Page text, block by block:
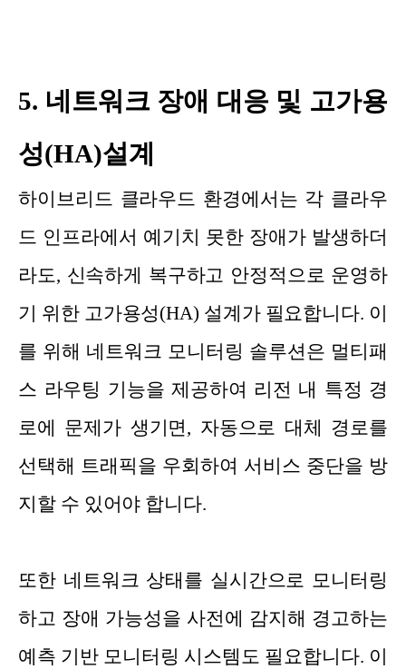
5. 네트워크 장애 대응 및 고가용
성(HA)설계
하이브리드 클라우드 환경에서는 각 클라우
드 인프라에서 예기치 못한 장애가 발생하더
라도, 신속하게 복구하고 안정적으로 운영하
기 위한 고가용성(HA) 설계가 필요합니다. 이
를 위해 네트워크 모니터링 솔루션은 멀티패
스 라우팅 기능을 제공하여 리전 내 특정 경
로에 문제가 생기면, 자동으로 대체 경로를
선택해 트래픽을 우회하여 서비스 중단을 방
지할 수 있어야 합니다.
또한 네트워크 상태를 실시간으로 모니터링
하고 장애 가능성을 사전에 감지해 경고하는
예측 기반 모니터링 시스템도 필요합니다. 이